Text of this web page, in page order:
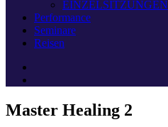
EINZELSITZUNGEN
Performance
Seminare
Reisen
Master Healing 2